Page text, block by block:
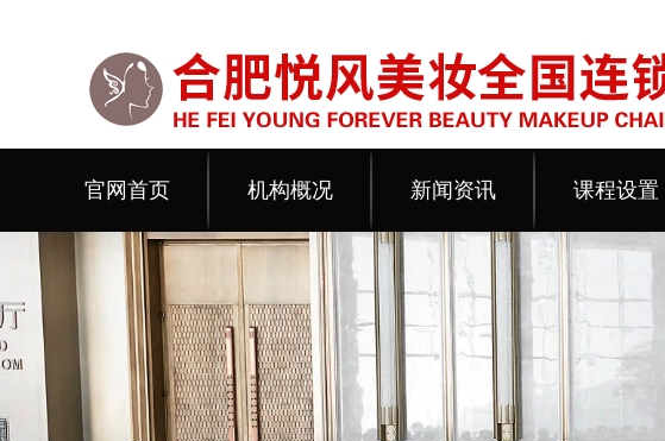
官网首页 机构概况 新闻资讯 课程设置